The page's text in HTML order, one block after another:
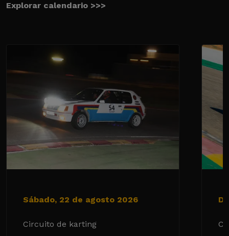
Explorar calendario >>>
Sábado, 22 de agosto 2026
Circuito de karting